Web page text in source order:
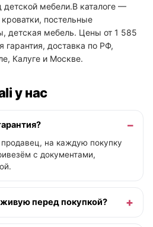
детской мебели.В каталоге —
постельные
детская мебель. Цены от 1 585
доставка по РФ,
Калуге и Москве.
у нас
на каждую покупку
с документами,
перед покупкой?